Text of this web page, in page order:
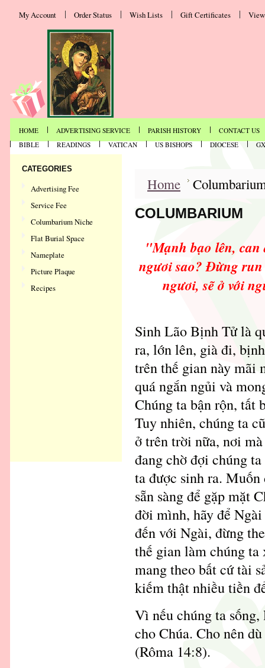
My Account Order Status Wish Lists Gift Certificates
HOME ADVERTISING SERVICE PARISH HISTORY
CONTACT US
BIBLE
READINGS VATICAN US BISHOPS DIOCESE
CATEGORIES
Advertising Fee
Service Fee
Columbarium Niche
Flat Burial Space
Nameplate
Picture Plaque
Recipes
Home
COLUMBARIUM
"Mạnh bạo lên,
ngươi sao? Đừng
ngươi, sẽ ở với
Sinh Lão Bịnh Tử là
ra, lớn lên, già đi,
trên thế gian này mãi
quá ngắn ngủi và
Chúng ta bận rộn, tất
Tuy nhiên, chúng ta
ở trên trời nữa, nơi
đang chờ đợi chúng
ta được sinh ra.
sẵn sàng để gặp mặt
đời mình, hãy để
đến với Ngài, đừng
thế gian làm chúng
mang theo bất cứ tài
kiếm thật nhiều tiền
Vì nếu chúng ta
cho Chúa. Cho nên
(Rôma 14:8).